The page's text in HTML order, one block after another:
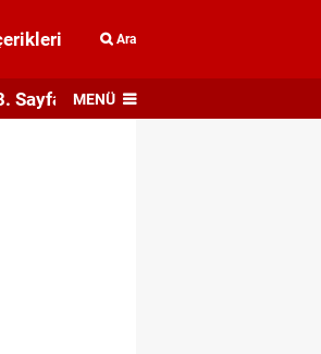
Ara
Sayfa MENÜ